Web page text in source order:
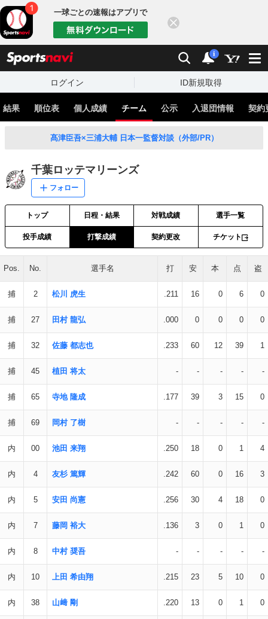
一球ごとの速報はアプリで
検索 通知
i
ログイン ID新規取得
結果 順位表 個人成績 チーム 公示 入退団情報 契約
髙津臣吾×三浦大輔 日本一監督対談（外部/PR）
千葉ロッテマリーンズ
フォロー
トップ 日程・結果 対戦成績 選手一覧
投手成績 打撃成績 契約更改 チケット
Pos. No. 選手名 打 安 本 点 盗
捕 2 松川 虎生 .211 16 0 6 0
捕 27 田村 龍弘 .000 0 0 0 0
捕 32 佐藤 都志也 .233 60 12 39 1
捕 45 植田 将太 - - - - -
捕 65 寺地 隆成 .177 39 3 15 0
捕 69 岡村 了樹 - - - - -
内 00 池田 来翔 .250 18 0 1 4
内 4 友杉 篤輝 .242 60 0 16 3
内 5 安田 尚憲 .256 30 4 18 0
内 7 藤岡 裕大 .136 3 0 1 0
内 8 中村 奨吾 - - - - -
内 10 上田 希由翔 .215 23 5 10 0
内 38 山﨑 剛 .220 13 0 1 0